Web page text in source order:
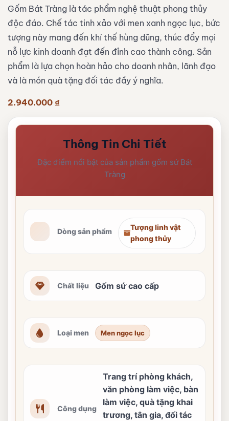
Gốm Bát Tràng là tác phẩm nghệ thuật phong thủy
độc đáo. Chế tác tinh xảo với men xanh ngọc lục, bức
tượng này mang đến khí thế hùng dũng, thúc đẩy mọi
nỗ lực kinh doanh đạt đến đỉnh cao thành công. Sản
phẩm là lựa chọn hoàn hảo cho doanh nhân, lãnh đạo
và là món quà tặng đối tác đầy ý nghĩa.
2.940.000 ₫
Thông Tin Chi Tiết
Đặc điểm nổi bật của sản phẩm gốm sứ Bát
Tràng
Dòng sản phẩm
Tượng linh vật
phong thủy
Chất liệu Gốm sứ cao cấp
Loại men Men ngọc lục
Công dụng
Trang trí phòng khách,
văn phòng làm việc, bàn
làm việc, quà tặng khai
trương, tân gia, đối tác